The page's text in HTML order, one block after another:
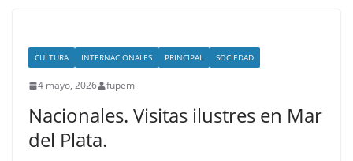
CULTURA INTERNACIONALES PRINCIPAL SOCIEDAD
4 mayo, 2026 fupem
Nacionales. Visitas ilustres en Mar
del Plata.